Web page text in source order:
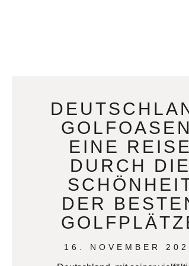
EINE REISE
DURCH DIE
DER
16. NOVEMBER